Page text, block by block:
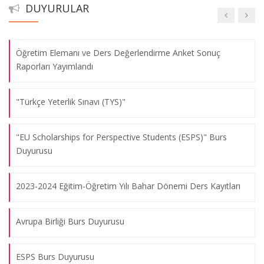
DUYURULAR
Öğretim Elemanı ve Ders Değerlendirme Anket Sonuç
Raporları Yayımlandı
"Türkçe Yeterlik Sınavı (TYS)"
"EU Scholarships for Perspective Students (ESPS)" Burs
Duyurusu
2023-2024 Eğitim-Öğretim Yılı Bahar Dönemi Ders Kayıtları
Avrupa Birliği Burs Duyurusu
ESPS Burs Duyurusu